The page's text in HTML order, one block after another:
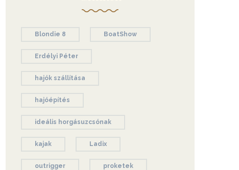
Blondie 8 BoatShow
Erdélyi Péter
hajók szállítása
hajóépítés
ideális horgásuzcsónak
kajak Ladix
outrigger proketek